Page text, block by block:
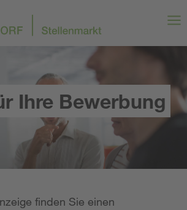
Ihre Bewerbung
finden Sie einen